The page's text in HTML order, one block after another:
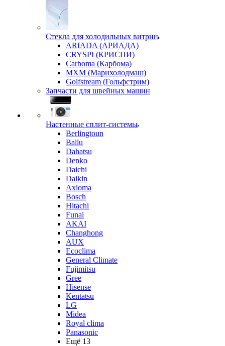
Стекла для холодильных витрин
ARIADA (АРИАДА)
CRYSPI (КРИСПИ)
Carboma (Карбома)
MXM (Марихолодмаш)
Golfstream (Гольфстрим)
Запчасти для швейных машин
Настенные сплит-системы
Berlingtoun
Ballu
Dahatsu
Denko
Daichi
Daikin
Axioma
Bosch
Hitachi
Funai
AKAI
Changhong
AUX
Ecoclima
General Climate
Fujimitsu
Gree
Hisense
Kentatsu
LG
Midea
Royal clima
Panasonic
Ещё 13